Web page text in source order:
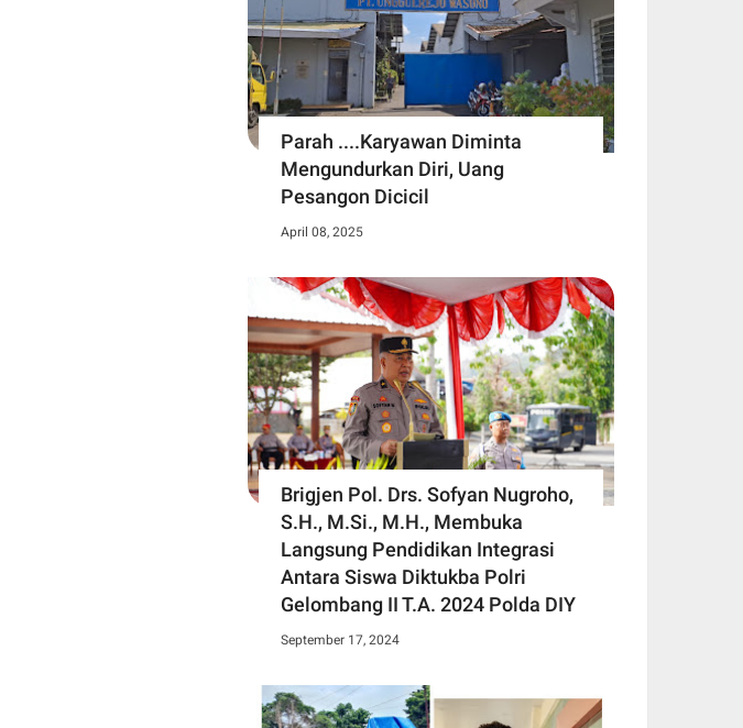
Parah ....Karyawan Diminta
Mengundurkan Diri, Uang
Pesangon Dicicil
April 08, 2025
Brigjen Pol. Drs. Sofyan Nugroho,
S.H., M.Si., M.H., Membuka
Langsung Pendidikan Integrasi
Antara Siswa Diktukba Polri
Gelombang II T.A. 2024 Polda DIY
September 17, 2024